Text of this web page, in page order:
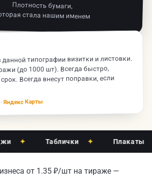
Плотность бумаги,
стала нашим именем
типографии визитки и листовки.
(до 1000 шт). Всегда быстро,
Всегда внесут поправки, если
Яндекс Карты
Таблички ✦ Плакаты ✦
от 1.35 ₽/шт на тираже —